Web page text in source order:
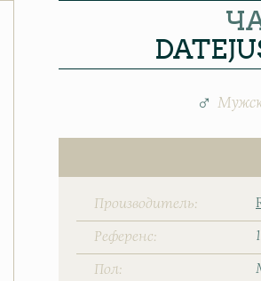
Производитель
Референс
Пол